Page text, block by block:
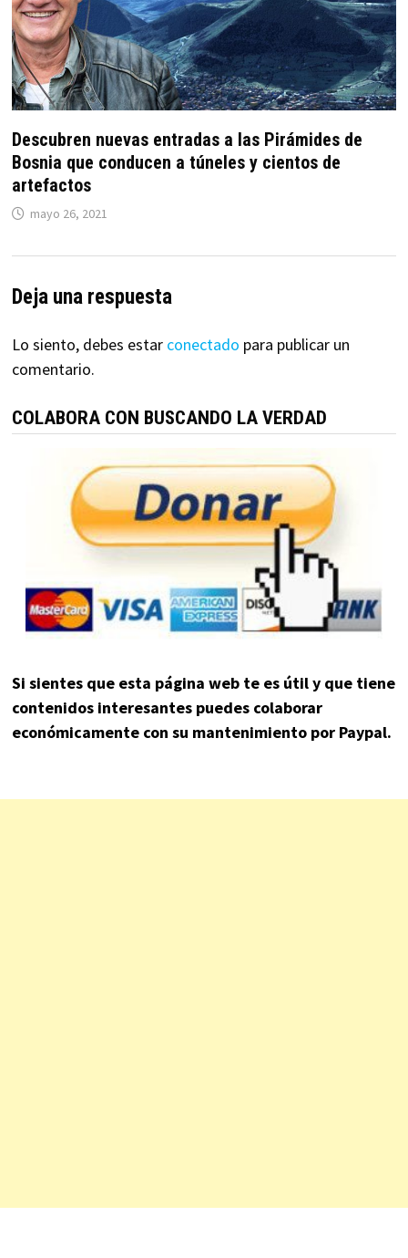
Descubren nuevas entradas a las Pirámides de
Bosnia que conducen a túneles y cientos de
artefactos
mayo 26, 2021
Deja una respuesta
Lo siento, debes estar conectado para publicar un
comentario.
COLABORA CON BUSCANDO LA VERDAD
Si sientes que esta página web te es útil y que tiene
contenidos interesantes puedes colaborar
económicamente con su mantenimiento por Paypal.